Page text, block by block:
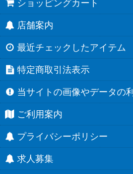
ショッピングカート
店舗案内
最近チェックしたアイテム
特定商取引法表示
当サイトの画像やデータの
ご利用案内
プライバシーポリシー
求人募集